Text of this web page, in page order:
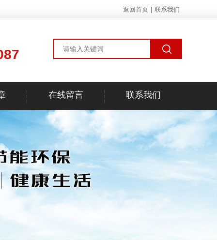
返回首页 联系我们
在线留言 联系我们